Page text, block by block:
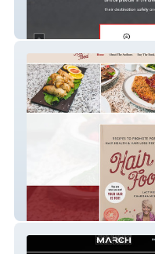
Delivery Service Now
Hair Food Book Website